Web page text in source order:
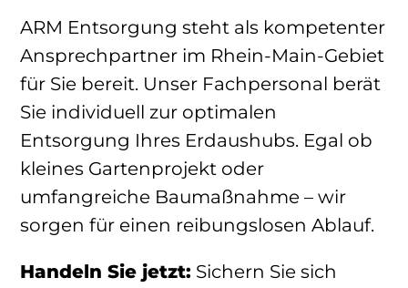
ARM Entsorgung steht als kompetenter
Ansprechpartner im Rhein-Main-Gebiet
für Sie bereit. Unser Fachpersonal berät
Sie individuell zur optimalen
Entsorgung Ihres Erdaushubs. Egal ob
kleines Gartenprojekt oder
umfangreiche Baumaßnahme – wir
sorgen für einen reibungslosen Ablauf.
Handeln Sie jetzt: Sichern Sie sich